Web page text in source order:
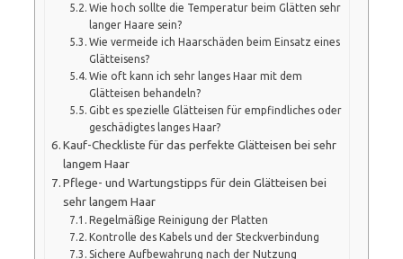
Wie hoch sollte die Temperatur beim Glätten sehr
langer Haare sein?
Wie vermeide ich Haarschäden beim Einsatz eines
Glätteisens?
Wie oft kann ich sehr langes Haar mit dem
Glätteisen behandeln?
Gibt es spezielle Glätteisen für empfindliches oder
geschädigtes langes Haar?
Kauf-Checkliste für das perfekte Glätteisen bei sehr
langem Haar
Pflege- und Wartungstipps für dein Glätteisen bei
sehr langem Haar
Regelmäßige Reinigung der Platten
Kontrolle des Kabels und der Steckverbindung
Sichere Aufbewahrung nach der Nutzung